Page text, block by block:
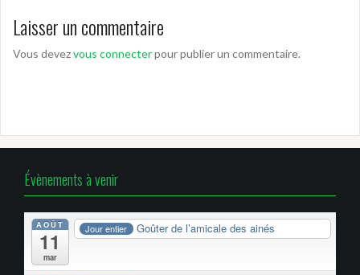
Laisser un commentaire
Vous devezvous connecterpour publier un commentaire.
Évènements à venir
AOÛT
11
mar
Jour entier Goûter de l’amicale des ainés